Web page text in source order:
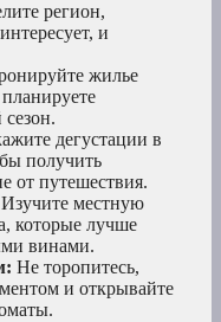
регион,
и
жилье
дегустации в
получить
от путешествия.
Изучите местную
которые лучше
винами.
Не торопитесь,
и открывайте